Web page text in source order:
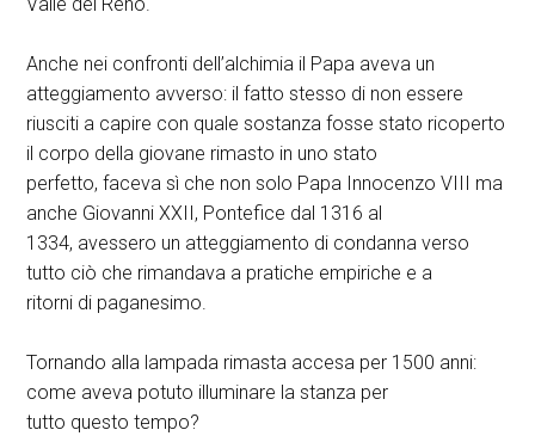
Valle del Reno.
Anche nei confronti dell’alchimia il Papa aveva un
atteggiamento avverso: il fatto stesso di non essere
riusciti a capire con quale sostanza fosse stato ricoperto
il corpo della giovane rimasto in uno stato
perfetto, faceva sì che non solo Papa Innocenzo VIII ma
anche Giovanni XXII, Pontefice dal 1316 al
1334, avessero un atteggiamento di condanna verso
tutto ciò che rimandava a pratiche empiriche e a
ritorni di paganesimo.
Tornando alla lampada rimasta accesa per 1500 anni:
come aveva potuto illuminare la stanza per
tutto questo tempo?